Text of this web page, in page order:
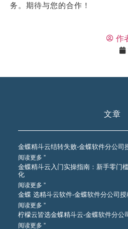
务。期待与您的合作！
作
文章
金蝶精斗云结转失败-金蝶软件分公司
阅读更多 ”
金蝶精斗云入门实操指南：新手零门
化
阅读更多 ”
金蝶 选精斗云软件-金蝶软件分公司
阅读更多 ”
柠檬云皆选金蝶精斗云-金蝶软件分公
阅读更多 ”